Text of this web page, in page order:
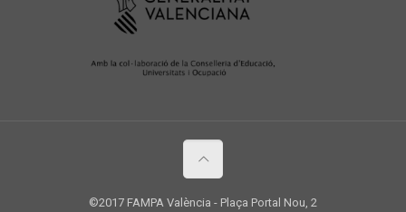
©2017 FAMPA València - Plaça Portal Nou, 2